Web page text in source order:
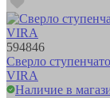
594846
Сверло
VIRA
Наличие в